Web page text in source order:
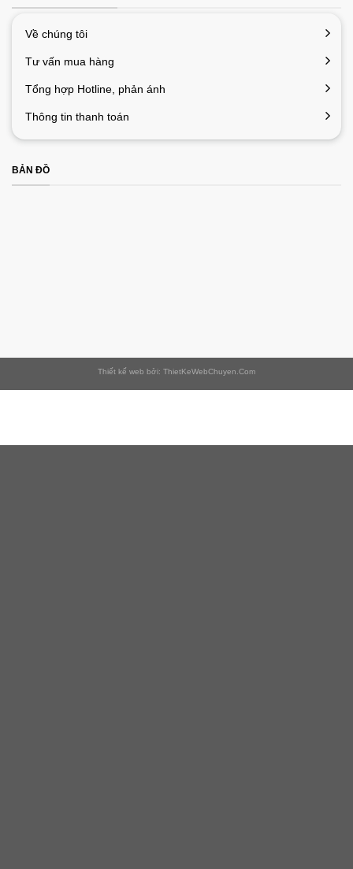
Về chúng tôi
Tư vấn mua hàng
Tổng hợp Hotline, phản ánh
Thông tin thanh toán
BẢN ĐỒ
Thiết kế web bởi: ThietKeWebChuyen.Com